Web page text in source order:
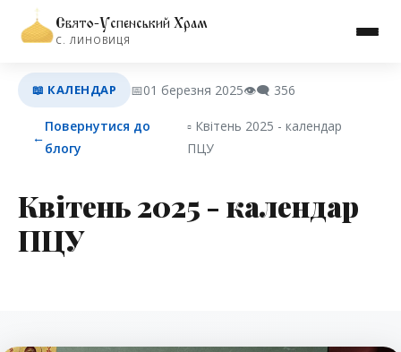
Свято-Успенський Храм
С. ЛИНОВИЦЯ
📖 КАЛЕНДАР 📅01 березня 2025👁️‍🗨️ 356
←
Повернутися до
блогу
▫︎ Квітень 2025 - календар
ПЦУ
Квітень 2025 - календар
ПЦУ